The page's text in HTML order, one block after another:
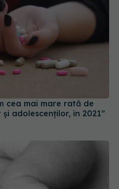
cea mai mare rată de
adolescenților, în 2021”